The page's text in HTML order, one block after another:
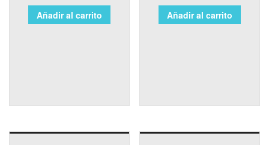
Añadir al carrito Añadir al carrito